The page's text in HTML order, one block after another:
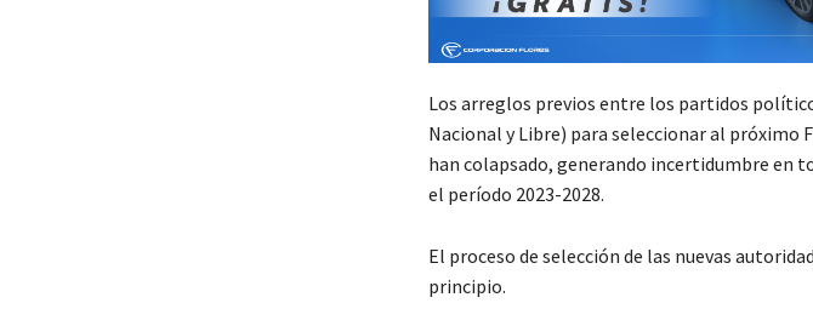
Los arreglos previos entre los partidos
Nacional y Libre) para seleccionar al próximo
han colapsado, generando incertidumbre en
el período 2023-2028.
El proceso de selección de las nuevas
principio.